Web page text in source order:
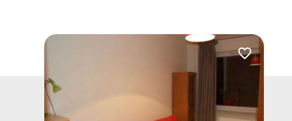
Dodaj do